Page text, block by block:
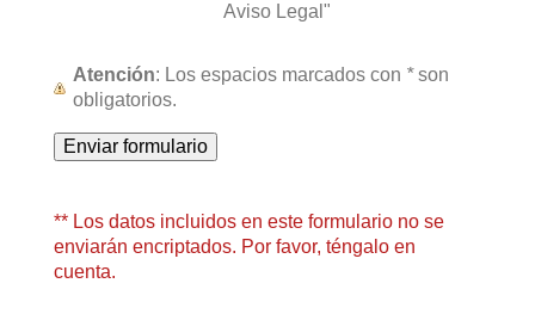
Aviso Legal"
Atención : Los espacios marcados con *son
obligatorios.
** Los datos incluidos en este formulario no se
enviarán encriptados. Por favor, téngalo en
cuenta.